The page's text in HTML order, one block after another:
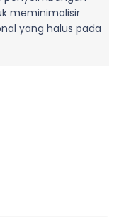
meminimalisir
yang halus pada